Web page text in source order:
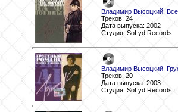
Владимир Высоцкий.
Треков: 24
Дата выпуска: 2002
Студия: SoLyd Records
Владимир Высоцкий.
Треков: 20
Дата выпуска: 2003
Студия: SoLyd Records